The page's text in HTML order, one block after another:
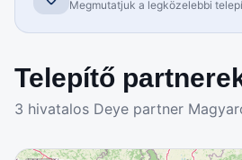
Megmutatjuk a legközelebbi
Telepítő
3 hivatalos Deye partner